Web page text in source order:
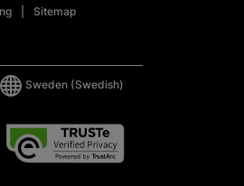
Sitemap
Sweden (Swedish)